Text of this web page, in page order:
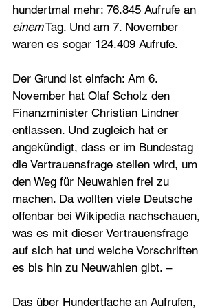
hundertmal mehr: 76.845 Aufrufe an
einem Tag. Und am 7. November
waren es sogar 124.409 Aufrufe.
Der Grund ist einfach: Am 6.
November hat Olaf Scholz den
Finanzminister Christian Lindner
entlassen. Und zugleich hat er
angekündigt, dass er im Bundestag
die Vertrauensfrage stellen wird, um
den Weg für Neuwahlen frei zu
machen. Da wollten viele Deutsche
offenbar bei Wikipedia nach­schauen,
was es mit dieser Vertrauensfrage
auf sich hat und welche Vorschriften
es bis hin zu Neuwahlen gibt. –
Das über Hundertfache an Aufrufen,